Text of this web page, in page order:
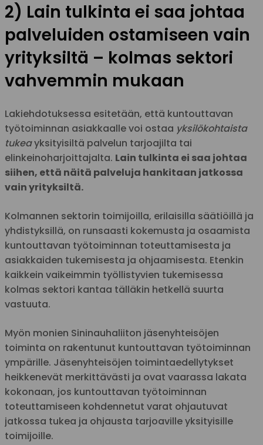
2) Lain tulkinta ei saa johtaa
palveluiden ostamiseen vain
yrityksiltä – kolmas sektori
vahvemmin mukaan
Lakiehdotuksessa esitetään, että kuntouttavan
työtoiminnan asiakkaalle voi ostaa yksilökohtaista
tukeayksityisiltä palvelun tarjoajilta tai
elinkeinoharjoittajalta. Lain tulkinta ei saa johtaa
siihen, että näitä palveluja hankitaan jatkossa
vain yrityksiltä.
Kolmannen sektorin toimijoilla, erilaisilla säätiöillä ja
yhdistyksillä, on runsaasti kokemusta ja osaamista
kuntouttavan työtoiminnan toteuttamisesta ja
asiakkaiden tukemisesta ja ohjaamisesta. Etenkin
kaikkein vaikeimmin työllistyvien tukemisessa
kolmas sektori kantaa tälläkin hetkellä suurta
vastuuta.
Myön monien Sininauhaliiton jäsenyhteisöjen
toiminta on rakentunut kuntouttavan työtoiminnan
ympärille. Jäsenyhteisöjen toimintaedellytykset
heikkenevät merkittävästi ja ovat vaarassa lakata
kokonaan, jos kuntouttavan työtoiminnan
toteuttamiseen kohdennetut varat ohjautuvat
jatkossa tukea ja ohjausta tarjoaville yksityisille
toimijoille.